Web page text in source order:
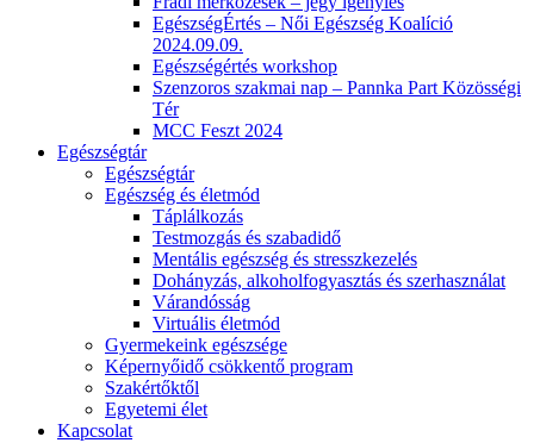
EgészségÉrtés – Női Egészség Koalíció
2024.09.09.
Egészségértés workshop
Szenzoros szakmai nap – Pannka Part Közösségi
Tér
MCC Feszt 2024
Egészségtár
Egészségtár
Egészség és életmód
Táplálkozás
Testmozgás és szabadidő
Mentális egészség és stresszkezelés
Dohányzás, alkoholfogyasztás és szerhasználat
Várandósság
Virtuális életmód
Gyermekeink egészsége
Képernyőidő csökkentő program
Szakértőktől
Egyetemi élet
Kapcsolat